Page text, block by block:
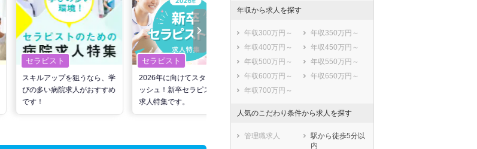
セラピスト
スキルアップを狙うなら、学
びの多い病院求人がおすすめ
です！
セラピスト
2026年に向けてスタートダ
ッシュ！新卒セラピスト向け
求人特集です。
セラピスト
世の中の需要の高まりととも
に増加傾向の「介護施設」求
年収から求人を探す
年収300万円～
年収350万円～
年収400万円～
年収450万円～
年収500万円～
年収550万円～
年収600万円～
年収650万円～
年収700万円～
人気のこだわり条件から求人を探す
管理職求人
駅から徒歩5分以
内